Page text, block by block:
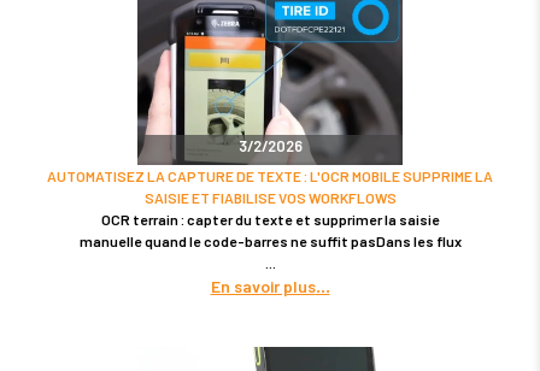
3/2/2026
AUTOMATISEZ LA CAPTURE DE TEXTE : L'OCR MOBILE SUPPRIME LA
SAISIE ET FIABILISE VOS WORKFLOWS
OCR terrain : capter du texte et supprimer la saisie
manuelle quand le code-barres ne suffit pasDans les flux
En savoir plus